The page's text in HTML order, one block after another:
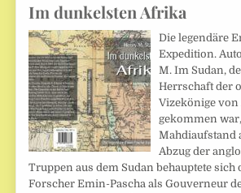
Im dunkelsten Afrika
Die legendäre
Expedition.
M. Im Sudan,
Herrschaft der
Vizekönige von
gekommen
Mahdiaufstand
Abzug der
Truppen aus dem Sudan behauptete sich
Forscher Emin-Pascha als Gouverneur